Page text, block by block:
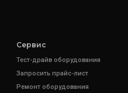
Сервис
Тест-драйв оборудования
Запросить прайс-лист
Ремонт оборудования